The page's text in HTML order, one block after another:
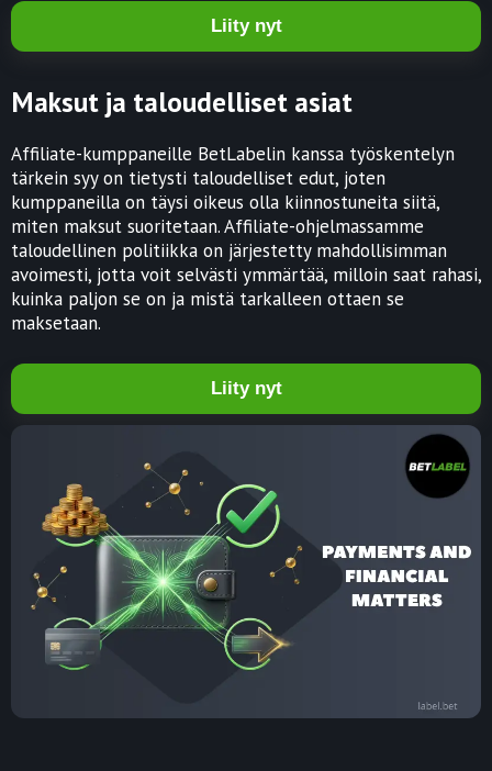
Liity nyt
Maksut ja taloudelliset asiat
Affiliate-kumppaneille BetLabelin kanssa työskentelyn
tärkein syy on tietysti taloudelliset edut, joten
kumppaneilla on täysi oikeus olla kiinnostuneita siitä,
miten maksut suoritetaan. Affiliate-ohjelmassamme
taloudellinen politiikka on järjestetty mahdollisimman
avoimesti, jotta voit selvästi ymmärtää, milloin saat rahasi,
kuinka paljon se on ja mistä tarkalleen ottaen se
maksetaan.
Liity nyt